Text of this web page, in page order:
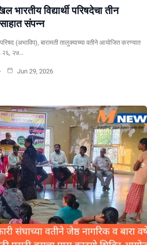
भारतीय विद्यार्थी परिषदेचा तीन
संपन्न
(अभाविप), बारामती तालुक्याच्या वतीने आयोजित करण्यात
२६, २७…
Jun 29, 2026